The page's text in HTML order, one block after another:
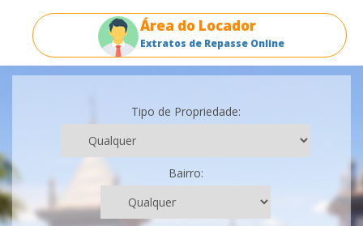
Área do Locador
Extratos de Repasse Online
Tipo de Propriedade:
Bairro: